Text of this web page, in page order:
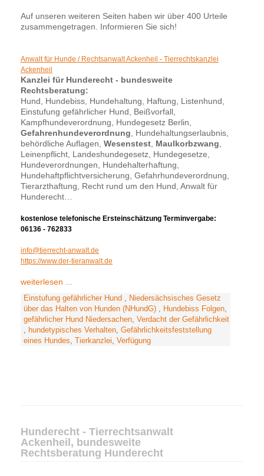
Auf unseren weiteren Seiten haben wir über 400 Urteile
zusammengetragen. Informieren Sie sich!
Anwalt für Hunde / Rechtsanwalt Ackenheil - Tierrechtskanzlei
Ackenheil
Kanzlei für Hunderecht - bundesweite
Rechtsberatung:
Hund, Hundebiss, Hundehaltung, Haftung, Listenhund,
Einstufung gefährlicher Hund, Beißvorfall,
Kampfhundeverordnung, Hundegesetz Berlin,
Gefahrenhundeverordnung , Hundehaltungserlaubnis,
behördliche Auflagen, Wesenstest Maulkorbzwang
Leinenpflicht, Landeshundegesetz, Hundegesetze,
Hundeverordnungen, Hundehalterhaftung,
Hundehaftpflichtversicherung, Gefahrhundeverordnung,
Tierarzthaftung, Recht rund um den Hund, Anwalt für
Hunderecht…
kostenlose telefonische Ersteinschätzung Terminvergabe:
06136 - 762833
info@tierrecht-anwalt.de
https://www.der-tieranwalt.de
weiterlesen ...
Einstufung gefährlicher Hund , Niedersächsisches Gesetz
über das Halten von Hunden (NHundG) , Hundebiss Folgen,
gefährlicher Hund Niedersachen, Verdacht der Gefährlichkeit
, hundetypisches Verhalten, Gefährlichkeitsfeststellung
eines Hundes, Tierkanzlei, Verfügung
Hunderecht - Tierrechtsanwalt
Ackenheil, bundesweite
Rechtsberatung Hunderecht